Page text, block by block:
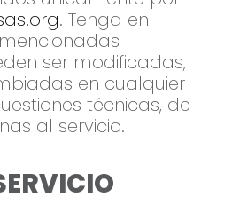
. Tenga en
ser modificadas,
en cualquier
técnicas, de
al servicio.